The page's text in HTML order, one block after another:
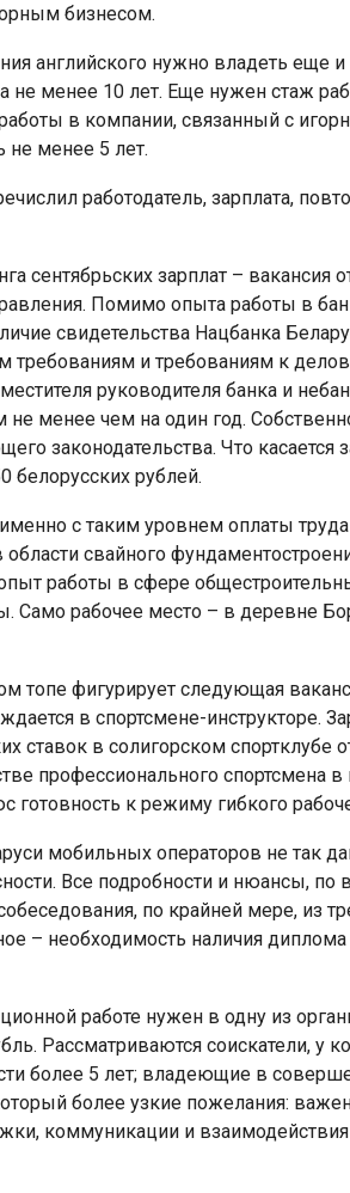
бизнесом.
английского нужно владеть еще
не менее 10 лет. Еще нужен стаж
в компании, связанный с
не менее 5 лет.
работодатель, зарплата,
сентябрьских зарплат – вакансия
Помимо опыта работы в
свидетельства Нацбанка
требованиям и требованиям к
руководителя банка и
менее чем на один год.
законодательства. Что касается
рублей.
с таким уровнем оплаты труда
свайного
работы в сфере
Само рабочее место – в деревне
топе фигурирует следующая
в спортсмене-инструкторе.
ставок в солигорском спортклубе
профессионального спортсмена
готовность к режиму гибкого
мобильных операторов не так
Все подробности и нюансы, по
по крайней мере, из
– необходимость наличия
работе нужен в одну из
Рассматриваются соискатели, у
более 5 лет; владеющие в
более узкие пожелания:
коммуникации и